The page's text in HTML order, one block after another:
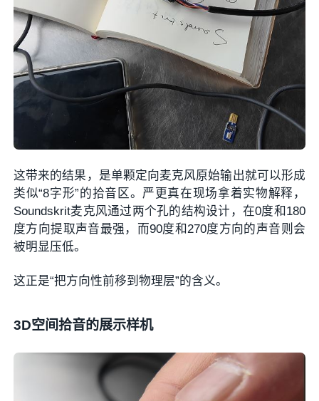
这带来的结果，是单颗定向麦克风原始输出就可以形成
类似“8字形”的拾音区。严更真在现场拿着实物解释，
Soundskrit麦克风通过两个孔的结构设计，在0度和180
度方向提取声音最强，而90度和270度方向的声音则会
被明显压低。
这正是“把方向性前移到物理层”的含义。
3D空间拾音的展示样机